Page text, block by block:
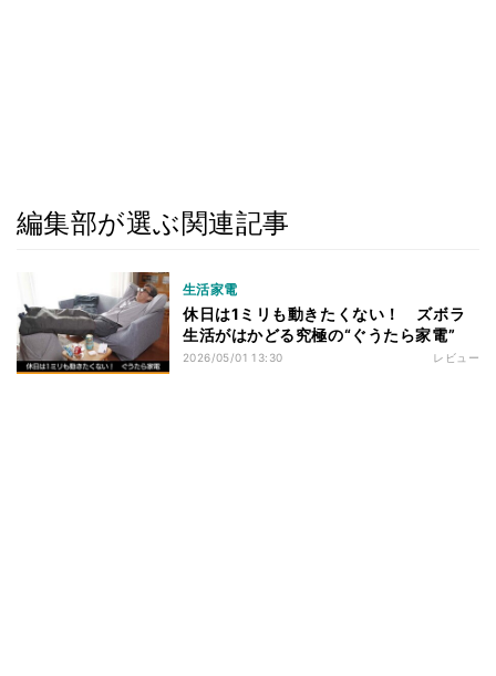
編集部が選ぶ関連記事
生活家電
休日は1ミリも動きたくない！ ズボラ
生活がはかどる究極の“ぐうたら家電”
2026/05/01 13:30 レビュー